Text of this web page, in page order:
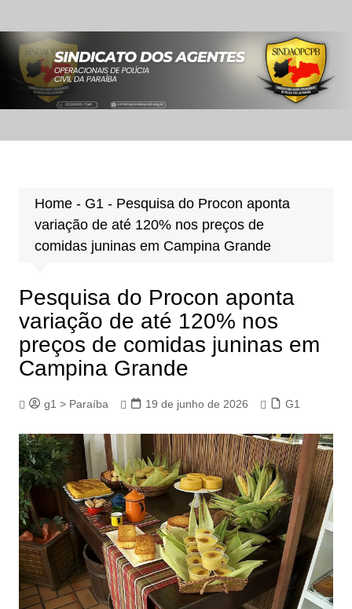
para
conteúdo
Home- G1 - Pesquisa do Procon aponta
variação de até 120% nos preços de
comidas juninas em Campina Grande
Pesquisa do Procon aponta
variação de até 120% nos
preços de comidas juninas em
Campina Grande
g1 > Paraíba 19 de junho de 2026 G1